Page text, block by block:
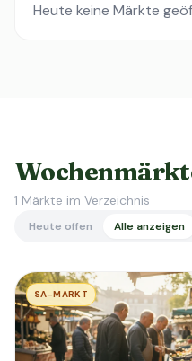
Heute keine Märkte
1 Märkte im Verzeichnis
Heute offen Alle anzeigen
SA-MARKT